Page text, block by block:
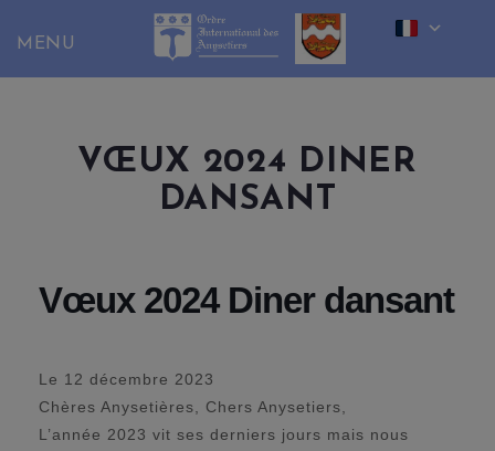
content
VŒUX 2024 DINER
DANSANT
Vœux 2024 Diner dansant
Le 12 décembre 2023
Chères Anysetières, Chers Anysetiers,
L’année 2023 vit ses derniers jours mais nous